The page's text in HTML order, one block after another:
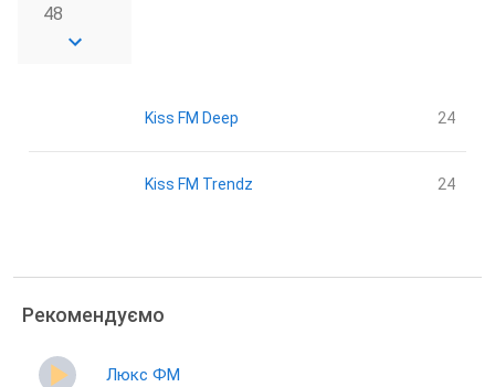
48
Kiss FM Deep 24
Kiss FM Trendz 24
Рекомендуємо
Люкс ФМ